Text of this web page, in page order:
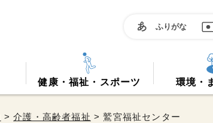
ふりがな
健康・福祉・スポーツ 環境・
>介護・高齢者福祉 > 鷲宮福祉センター